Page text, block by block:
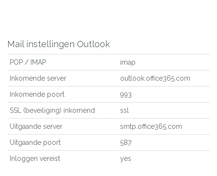
Mail instellingen Outlook
POP / IMAP imap
Inkomende server outlook.office365.com
Inkomende poort 993
SSL (beveiliging) inkomend ssl
Uitgaande server smtp.office365.com
Uitgaande poort 587
Inloggen vereist yes